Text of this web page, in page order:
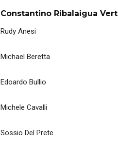
Constantino Ribalaigua Vert
Rudy Anesi
Michael Beretta
Edoardo Bullio
Michele Cavalli
Sossio Del Prete